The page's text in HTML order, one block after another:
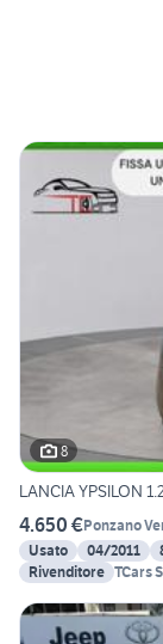
8
LANCIA YPSILON
4.650 €Ponzano
Usato
04/2011
Rivenditore TCars